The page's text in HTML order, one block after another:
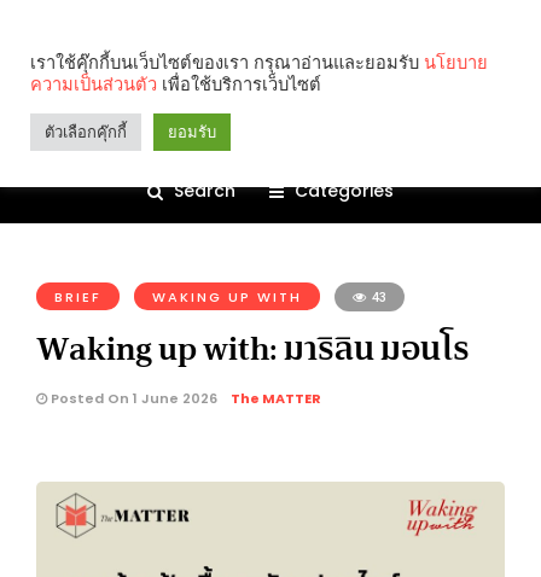
Search Categories
BRIEF WAKING UP WITH 43
Waking up with: มาริลิน มอนโร
Posted On 1 June 2026 The MATTER
เราใช้คุ๊กกี้บนเว็บไซต์ของเรา กรุณาอ่านและยอมรับ นโยบาย
ความเป็นส่วนตัว เพื่อใช้บริการเว็บไซต์
ตัวเลือกคุ๊กกี้ ยอมรับ